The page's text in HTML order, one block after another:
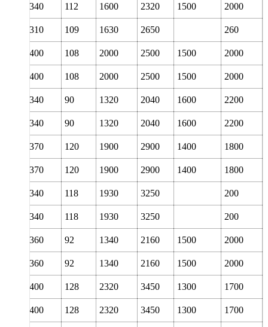
340 112 1600 2320 1500 2000
310 109 1630 2650 260
400 108 2000 2500 1500 2000
400 108 2000 2500 1500 2000
340 90 1320 2040 1600 2200
340 90 1320 2040 1600 2200
370 120 1900 2900 1400 1800
370 120 1900 2900 1400 1800
340 118 1930 3250 200
340 118 1930 3250 200
360 92 1340 2160 1500 2000
360 92 1340 2160 1500 2000
400 128 2320 3450 1300 1700
400 128 2320 3450 1300 1700